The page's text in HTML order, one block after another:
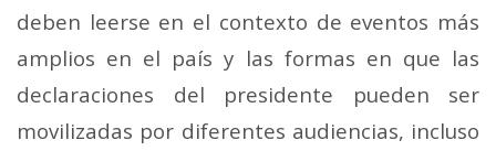
deben leerse en el contexto de eventos más
amplios en el país y las formas en que las
declaraciones del presidente pueden ser
movilizadas por diferentes audiencias, incluso